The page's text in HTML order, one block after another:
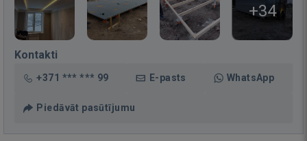
+34
Kontakti
+371 *** *** 99 E-pasts WhatsApp
Piedāvāt pasūtījumu